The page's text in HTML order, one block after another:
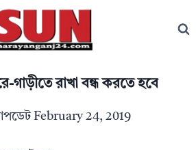
গাড়ীতে রাখা বন্ধ করতে হবে
February 24, 2019